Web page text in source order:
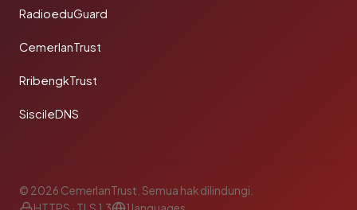
RadioeduGuard
CemerlanTrust
RribengkTrust
SiscileDNS
© 2026 CemerlanTrust. Semua hak dilindungi.